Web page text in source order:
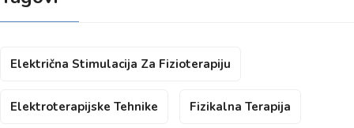
Električna Stimulacija Za Fizioterapiju
Elektroterapijske Tehnike Fizikalna Terapija